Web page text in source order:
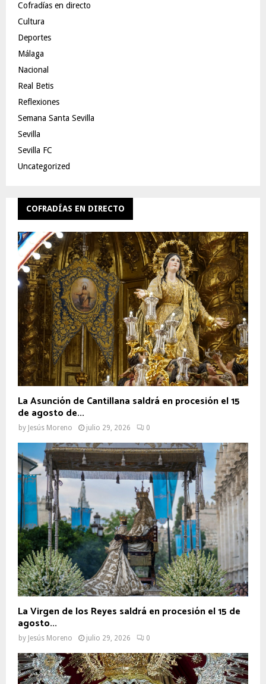
Cofradías en directo
Cultura
Deportes
Málaga
Nacional
Real Betis
Reflexiones
Semana Santa Sevilla
Sevilla
Sevilla FC
Uncategorized
COFRADÍAS EN DIRECTO
La Asunción de Cantillana saldrá en procesión el 15
de agosto de...
by Jesús Moreno julio 29, 2026 0
La Virgen de los Reyes saldrá en procesión el 15 de
agosto...
by Jesús Moreno julio 29, 2026 0